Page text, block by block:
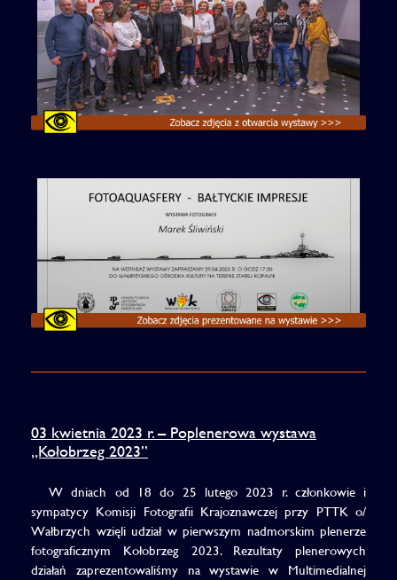
03 kwietnia 2023 r. – Poplenerowa wystawa
„Kołobrzeg 2023”
W dniach od 18 do 25 lutego 2023 r. członkowie i
sympatycy Komisji Fotografii Krajoznawczej przy PTTK o/
Wałbrzych wzięli udział w pierwszym nadmorskim plenerze
fotograficznym Kołobrzeg 2023. Rezultaty plenerowych
działań zaprezentowaliśmy na wystawie w Multimedialnej